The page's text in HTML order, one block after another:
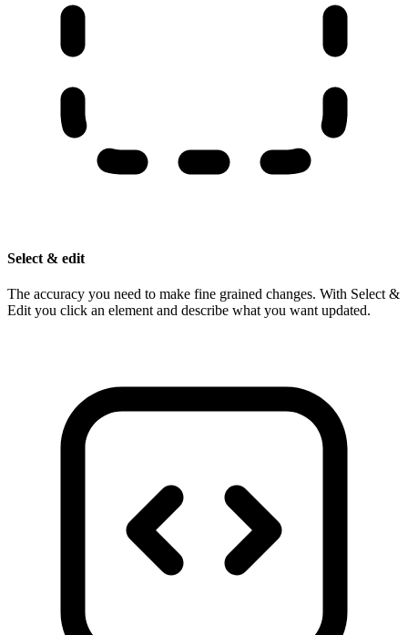
Select & edit
The accuracy you need to make fine grained changes. With Select &
Edit you click an element and describe what you want updated.